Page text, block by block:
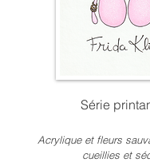
Série
Acrylique et fleurs
cueillies et